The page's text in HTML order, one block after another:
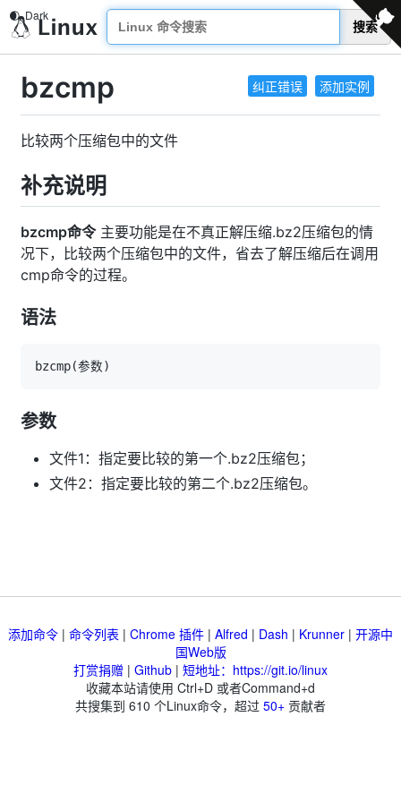
搜索
纠正错误 添加实例
bzcmp
比较两个压缩包中的文件
补充说明
bzcmp命令主要功能是在不真正解压缩.bz2压缩包的情
况下，比较两个压缩包中的文件，省去了解压缩后在调用
cmp命令的过程。
语法
bzcmp(参数)
参数
文件1：指定要比较的第一个.bz2压缩包；
文件2：指定要比较的第二个.bz2压缩包。
添加命令 | 命令列表 | Chrome 插件 | Alfred | Dash | Krunner | 开源中
国Web版
打赏捐赠 | Github | 短地址：https://git.io/linux
收藏本站请使用 Ctrl+D 或者Command+d
共搜集到 610 个Linux命令，超过 50+ 贡献者